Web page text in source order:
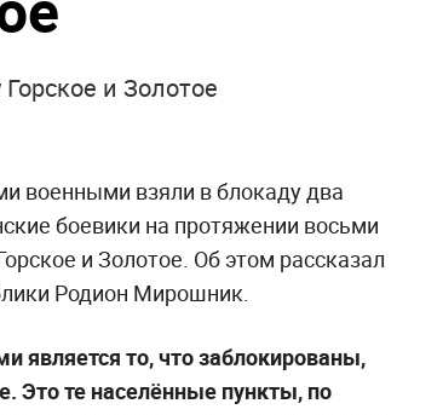
в
удар
блокаду
и Золотое